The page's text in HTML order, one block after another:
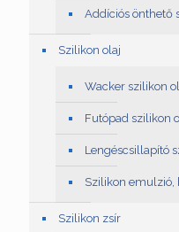
Addíciós önthető
Szilikon olaj
Wacker szilikon
Futópad szilikon
Lengéscsillapító
Szilikon emulzió,
Szilikon zsír